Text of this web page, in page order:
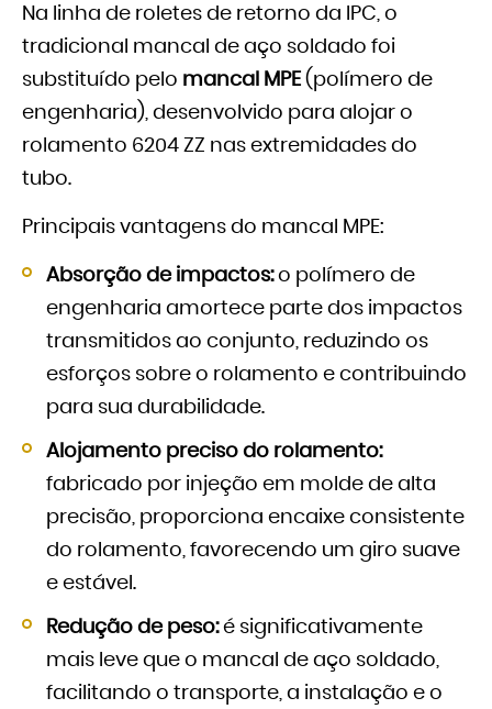
Na linha de roletes de retorno da IPC, o
tradicional mancal de aço soldado foi
substituído pelo mancal MPE (polímero de
engenharia), desenvolvido para alojar o
rolamento 6204 ZZ nas extremidades do
tubo.
Principais vantagens do mancal MPE:
Absorção de impactos:o polímero de
engenharia amortece parte dos impactos
transmitidos ao conjunto, reduzindo os
esforços sobre o rolamento e contribuindo
para sua durabilidade.
Alojamento preciso do rolamento:
fabricado por injeção em molde de alta
precisão, proporciona encaixe consistente
do rolamento, favorecendo um giro suave
e estável.
Redução de peso:é significativamente
mais leve que o mancal de aço soldado,
facilitando o transporte, a instalação e o